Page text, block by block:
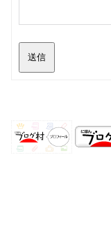
送信